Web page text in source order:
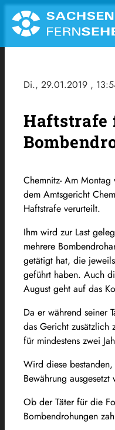
Di., 29.01.2019 ,
Haftstrafe
Chemnitz- Am
dem Amtsgericht
Haftstrafe verurteilt.
Ihm wird zur Last
mehrere
getätigt hat, die
geführt haben. Auch
August geht auf das
Da er während seiner
das Gericht zusätzlich
für mindestens zwei
Wird diese
Bewährung ausgesetzt
Ob der Täter für die
Bombendrohungen